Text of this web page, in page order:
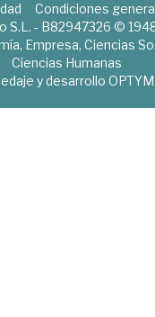
Condiciones
S.L. - B82947326 ©
Empresa, Ciencias
Ciencias Humanas
y desarrollo